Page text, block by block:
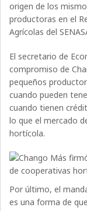
origen de los
productoras en el
Agrícolas del
El secretario de
compromiso de
pequeños
cuando pueden
cuando tienen
lo que el mercado
hortícola.
Por último, el
es una forma de